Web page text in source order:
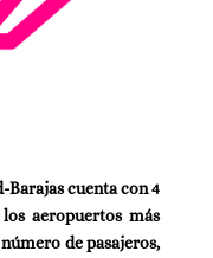
cuenta con 4
aeropuertos más
de pasajeros,